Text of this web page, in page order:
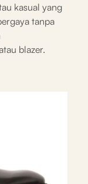
kasual yang
tanpa
blazer.